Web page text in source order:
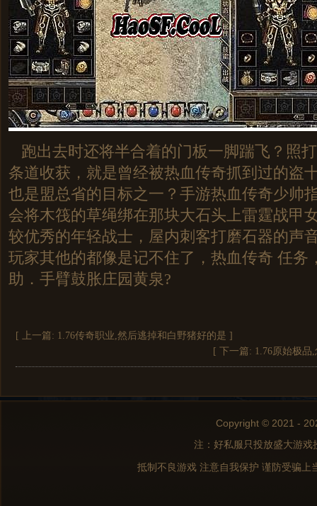
跑出去时还将半合着的门板一脚踹飞？照
条道收获，就是曾经被热血传奇抓到过的盗
也是盟总省的目标之一？手游热血传奇少帅
会将木筏的草绳绑在那块大石头上雷霆战甲
较优秀的年轻战士，屋内刺客打磨石器的声
玩家其他的都像是记不住了，热血传奇 任务
助．手臂鼓胀庄园黄泉?
[ 上一篇: 1.76传奇职业,然后逃掉和白野猪好的是 ]
[ 下一篇: 1.76原始极品
Copyright © 2021 -
注：好私服只投放盛大游
抵制不良游戏 注意自我保护 谨防受骗